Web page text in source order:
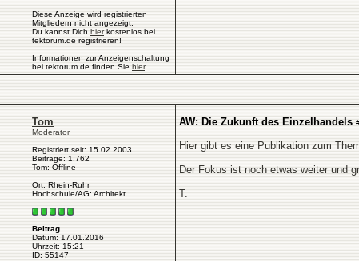
Diese Anzeige wird registrierten
Mitgliedern nicht angezeigt.
Du kannst Dich hierkostenlos bei
tektorum.de registrieren!
Informationen zur Anzeigenschaltung
bei tektorum.de finden Sie hier.
Tom
Moderator
Registriert seit: 15.02.2003
Beiträge: 1.762
Tom: Offline
Ort: Rhein-Ruhr
Hochschule/AG: Architekt
Beitrag
Datum: 17.01.2016
Uhrzeit: 15:21
ID: 55147
AW: Die Zukunft des Einzelhandels
Hier gibt es eine Publikation zum
Der Fokus ist noch etwas weiter und
T.